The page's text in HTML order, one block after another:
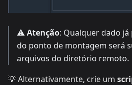
⚠️Atenção: Qualquer dado
do ponto de montagem será
arquivos do diretório remoto.
💡 Alternativamente, crie um